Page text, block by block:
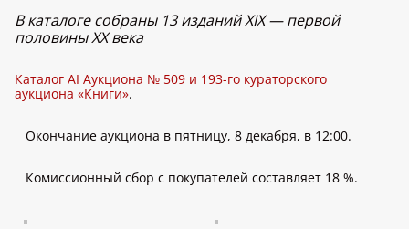
В каталоге собраны 13 изданий XIX — первой
половины ХХ века
Каталог AI Аукциона № 509 и 193-го кураторского
аукциона «Книги».
Окончание аукциона в пятницу, 8 декабря, в 12:00.
Комиссионный сбор с покупателей составляет 18 %.